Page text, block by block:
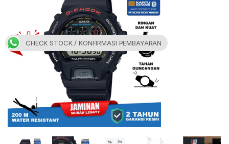
CHECK STOCK / KONFIRMASI PEMBAYARAN